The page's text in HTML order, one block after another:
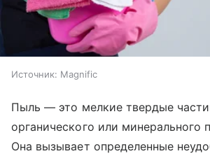
Источник: Magnific
Пыль — это мелкие твердые
органического или минерального
Она вызывает определенные